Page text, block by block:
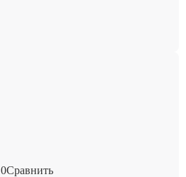
0Сравнить